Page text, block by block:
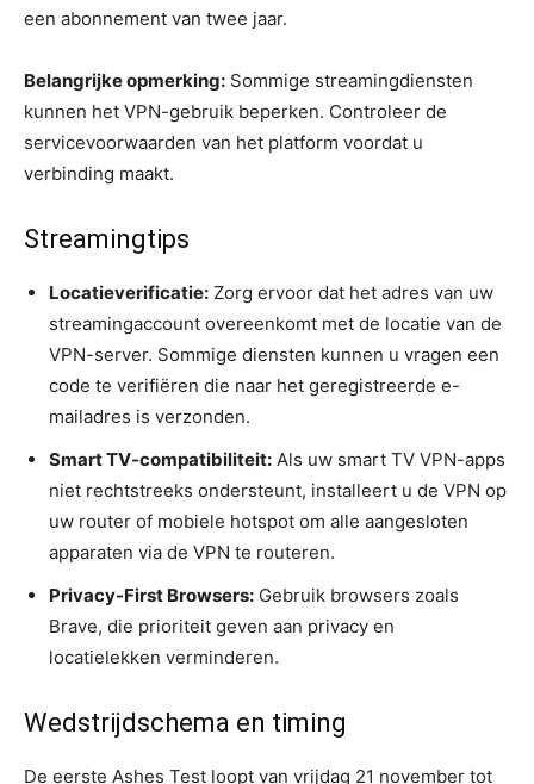
een abonnement van twee jaar.
Belangrijke opmerking: Sommige streamingdiensten
kunnen het VPN-gebruik beperken. Controleer de
servicevoorwaarden van het platform voordat u
verbinding maakt.
Streamingtips
Locatieverificatie: Zorg ervoor dat het adres van uw
streamingaccount overeenkomt met de locatie van de
VPN-server. Sommige diensten kunnen u vragen een
code te verifiëren die naar het geregistreerde e-
mailadres is verzonden.
Smart TV-compatibiliteit: Als uw smart TV VPN-apps
niet rechtstreeks ondersteunt, installeert u de VPN op
uw router of mobiele hotspot om alle aangesloten
apparaten via de VPN te routeren.
Privacy-First Browsers: Gebruik browsers zoals
Brave, die prioriteit geven aan privacy en
locatielekken verminderen.
Wedstrijdschema en timing
De eerste Ashes Test loopt van vrijdag 21 november tot